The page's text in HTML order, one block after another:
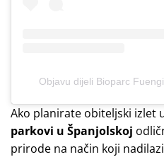
Objavu dijeli Bioparc
Ako planirate obiteljski izlet
parkovi u Španjolskoj
prirode na način koji